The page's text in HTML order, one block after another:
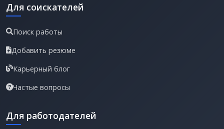
Для соискателей
Поиск работы
Добавить резюме
Карьерный блог
Частые вопросы
Для работодателей